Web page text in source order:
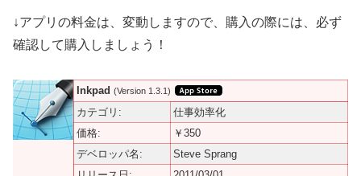
↓アプリの料金は、変動しますので、購入の際には、必ず
確認して購入しましょう！
Inkpad (Version 1.3.1)
カテゴリ:
仕事効率化
価格:
￥350
デベロッパ名:
Steve Sprang